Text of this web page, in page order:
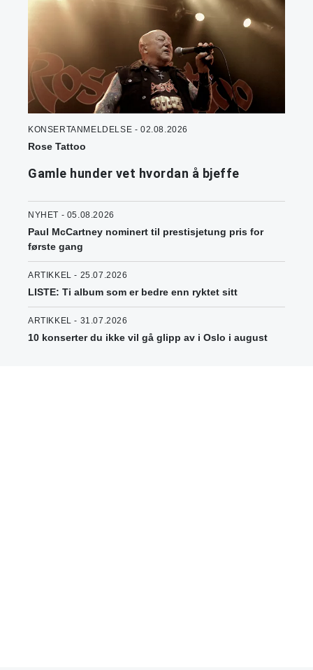
KONSERTANMELDELSE - 02.08.2026
Rose Tattoo
Gamle hunder vet hvordan å bjeffe
NYHET - 05.08.2026
Paul McCartney nominert til prestisjetung pris for
første gang
ARTIKKEL - 25.07.2026
LISTE: Ti album som er bedre enn ryktet sitt
ARTIKKEL - 31.07.2026
10 konserter du ikke vil gå glipp av i Oslo i august